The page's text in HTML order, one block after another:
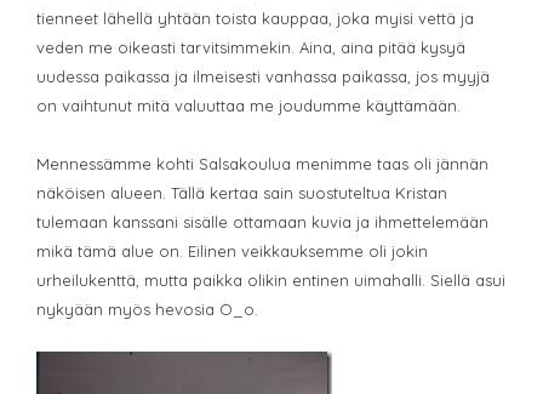
tienneet lähellä yhtään toista kauppaa, joka myisi vettä ja
veden me oikeasti tarvitsimmekin. Aina, aina pitää kysyä
uudessa paikassa ja ilmeisesti vanhassa paikassa, jos myyjä
on vaihtunut mitä valuuttaa me joudumme käyttämään.
Mennessämme kohti Salsakoulua menimme taas oli jännän
näköisen alueen. Tällä kertaa sain suostuteltua Kristan
tulemaan kanssani sisälle ottamaan kuvia ja ihmettelemään
mikä tämä alue on. Eilinen veikkauksemme oli jokin
urheilukenttä, mutta paikka olikin entinen uimahalli. Siellä asui
nykyään myös hevosia O_o.